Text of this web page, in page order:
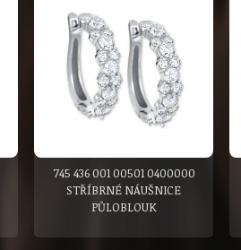
745 436 001 00501 0400000
STŘÍBRNÉ NÁUŠNICE
PŮLOBLOUK